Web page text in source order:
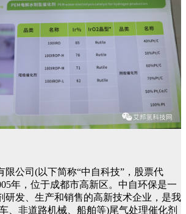
限公司(以下简称“中自科技”，股票代
年，位于成都市高新区。中自环保是一
研发、生产和销售的高新技术企业，是我
、非道路机械、船舶等)尾气处理催化剂